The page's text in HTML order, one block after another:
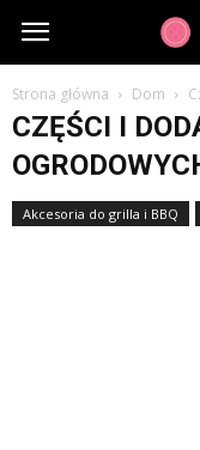
GuzikCiDoTego.pl
Strona główna Dom
CZĘŚCI I
Akcesoria do grilla i BBQ